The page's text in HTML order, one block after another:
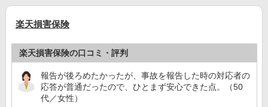
楽天損害保険
楽天損害保険の口コミ・評判
報告が後ろめたかったが、事故を報告した時の対応者の
応答が普通だったので、ひとまず安心できた点。（50
代／女性）